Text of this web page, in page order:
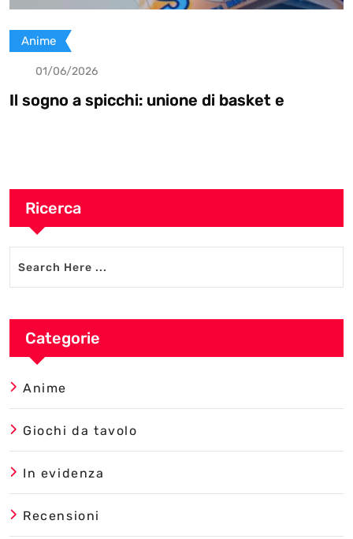
Anime
01/06/2026
Il sogno a spicchi: unione di basket e
Ricerca
Categorie
Anime
Giochi da tavolo
In evidenza
Recensioni